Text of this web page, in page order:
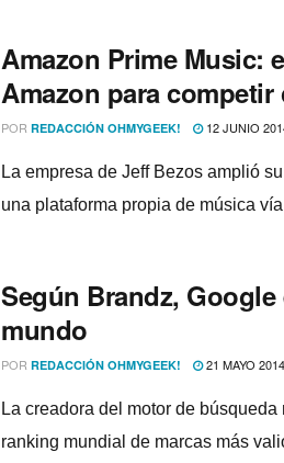
Amazon Prime Music:
Amazon para
POR REDACCIÓN OHMYGEEK! 12 JUNIO
La empresa de Jeff Bezos amplió
una plataforma propia de música
Según Brandz,
mundo
POR REDACCIÓN OHMYGEEK! 21 MAYO 2014
La creadora del motor de
ranking mundial de marcas más